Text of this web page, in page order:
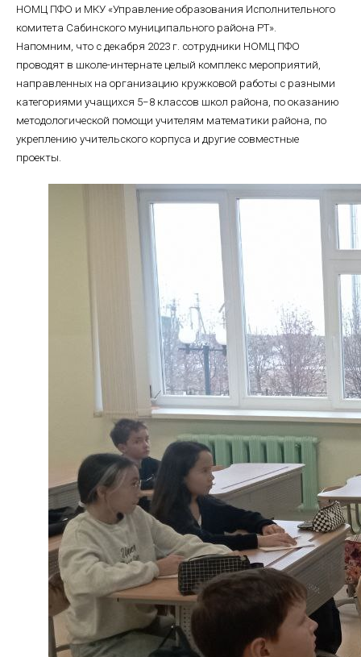
НОМЦ ПФО и МКУ «Управление образования Исполнительного
комитета Сабинского муниципального района РТ».
Напомним, что с декабря 2023 г. сотрудники НОМЦ ПФО
проводят в школе-интернате целый комплекс мероприятий,
направленных на организацию кружковой работы с разными
категориями учащихся 5−8 классов школ района, по оказанию
методологической помощи учителям математики района, по
укреплению учительского корпуса и другие совместные
проекты.